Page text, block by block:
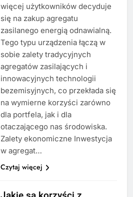
więcej użytkowników decyduje
się na zakup agregatu
zasilanego energią odnawialną.
Tego typu urządzenia łączą w
sobie zalety tradycyjnych
agregatów zasilających i
innowacyjnych technologii
bezemisyjnych, co przekłada się
na wymierne korzyści zarówno
dla portfela, jak i dla
otaczającego nas środowiska.
Zalety ekonomiczne Inwestycja
w agregat…
Czytaj więcej